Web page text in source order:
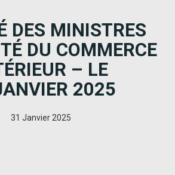
DES MINISTRES
DU COMMERCE
– LE
2025
31 Janvier 2025